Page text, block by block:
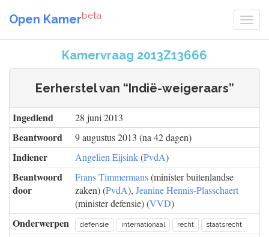
Open Kamerbeta
Kamervraag 2013Z13666
Eerherstel van “Indië-weigeraars”
Ingediend 28 juni 2013
Beantwoord 9 augustus 2013 (na 42 dagen)
Indiener Angelien Eijsink(PvdA)
Beantwoord
door
Frans Timmermans(minister buitenlandse
zaken) (PvdA), Jeanine Hennis-Plasschaert
(minister defensie) (VVD)
Onderwerpen defensie internationaal recht staatsrecht